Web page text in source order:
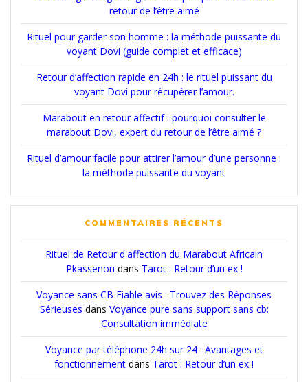
retour de l’être aimé
Rituel pour garder son homme : la méthode puissante du
voyant Dovi (guide complet et efficace)
Retour d’affection rapide en 24h : le rituel puissant du
voyant Dovi pour récupérer l’amour.
Marabout en retour affectif : pourquoi consulter le
marabout Dovi, expert du retour de l’être aimé ?
Rituel d’amour facile pour attirer l’amour d’une personne :
la méthode puissante du voyant
COMMENTAIRES RÉCENTS
Rituel de Retour d'affection du Marabout Africain
Pkassenon dans Tarot : Retour d’un ex !
Voyance sans CB Fiable avis : Trouvez des Réponses
Sérieuses dans Voyance pure sans support sans cb:
Consultation immédiate
Voyance par téléphone 24h sur 24 : Avantages et
fonctionnement dans Tarot : Retour d’un ex !